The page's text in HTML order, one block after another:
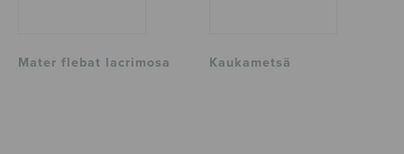
Mater flebat lacrimosa Kaukametsä